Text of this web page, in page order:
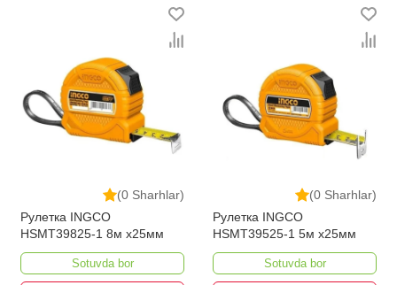
(0 Sharhlar)
Рулетка INGCO
HSMT39825-1 8м x25мм
Sotuvda bor
(0 Sharhlar)
Рулетка INGCO
HSMT39525-1 5м x25мм
Sotuvda bor